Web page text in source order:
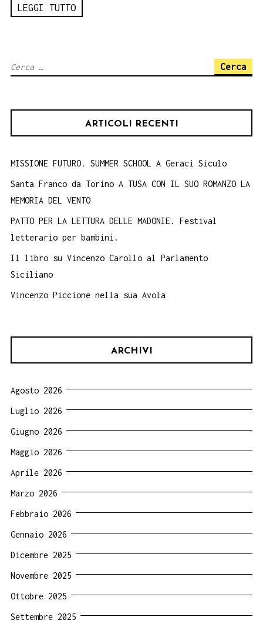
LEGGI TUTTO
Ricerca
ARTICOLI RECENTI
MISSIONE FUTURO. SUMMER SCHOOL A Geraci Siculo
Santa Franco da Torino A TUSA CON IL SUO ROMANZO LA
MEMORIA DEL VENTO
PATTO PER LA LETTURA DELLE MADONIE. Festival
letterario per bambini.
Il libro su Vincenzo Carollo al Parlamento
Siciliano
Vincenzo Piccione nella sua Avola
ARCHIVI
Agosto 2026
Luglio 2026
Giugno 2026
Maggio 2026
Aprile 2026
Marzo 2026
Febbraio 2026
Gennaio 2026
Dicembre 2025
Novembre 2025
Ottobre 2025
Settembre 2025